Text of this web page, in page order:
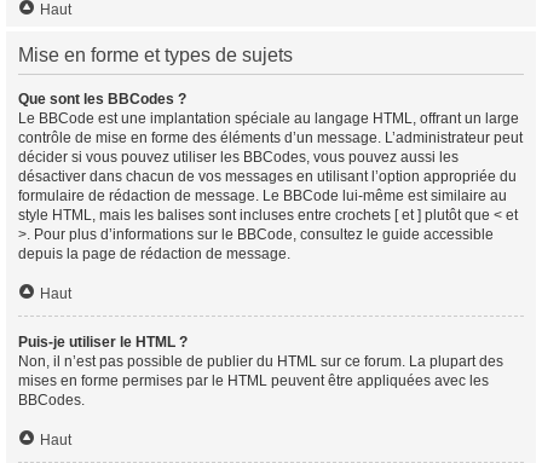
Haut
Mise en forme et types de sujets
Que sont les BBCodes ?
Le BBCode est une implantation spéciale au langage HTML, offrant un large
contrôle de mise en forme des éléments d’un message. L’administrateur peut
décider si vous pouvez utiliser les BBCodes, vous pouvez aussi les
désactiver dans chacun de vos messages en utilisant l’option appropriée du
formulaire de rédaction de message. Le BBCode lui-même est similaire au
style HTML, mais les balises sont incluses entre crochets [ et ] plutôt que < et
>. Pour plus d’informations sur le BBCode, consultez le guide accessible
depuis la page de rédaction de message.
Haut
Puis-je utiliser le HTML ?
Non, il n’est pas possible de publier du HTML sur ce forum. La plupart des
mises en forme permises par le HTML peuvent être appliquées avec les
BBCodes.
Haut